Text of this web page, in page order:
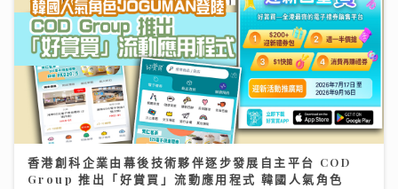
香港創科企業由幕後技術夥伴逐步發展自主平台 COD
Group 推出「好賞買」流動應用程式 韓國人氣角色